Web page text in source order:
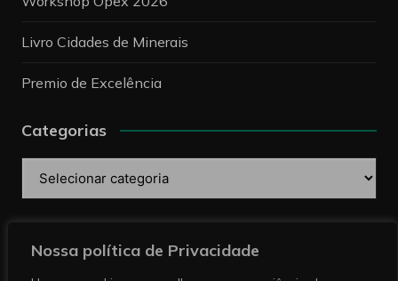
Nossa política de Privacidade
Livro Cidades de Minerais
Premio de Excelência
Categorias